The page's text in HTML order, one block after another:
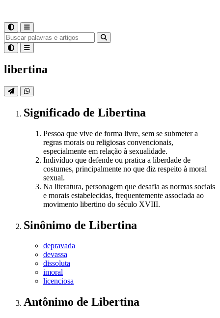
libertina
Significado de Libertina
Pessoa que vive de forma livre, sem se submeter a
regras morais ou religiosas convencionais,
especialmente em relação à sexualidade.
Indivíduo que defende ou pratica a liberdade de
costumes, principalmente no que diz respeito à moral
sexual.
Na literatura, personagem que desafia as normas sociais
e morais estabelecidas, frequentemente associada ao
movimento libertino do século XVIII.
Sinônimo de Libertina
depravada
devassa
dissoluta
imoral
licenciosa
Antônimo de Libertina